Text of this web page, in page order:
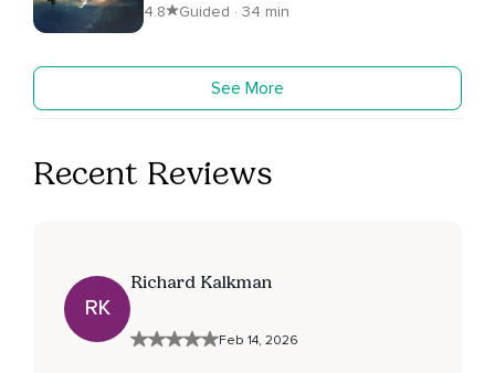
4.8 Guided · 34 min
See More
Recent Reviews
RK
Richard Kalkman
Feb 14, 2026